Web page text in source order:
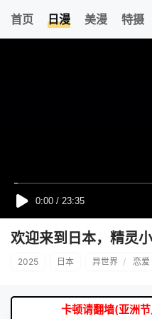
首页 日漫 美漫 特摄
欢迎来到日本，精灵
2025 日本 异世界 / 恋爱
卡顿请翻墙(亚洲